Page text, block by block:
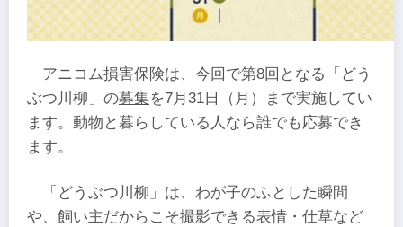
アニコム損害保険は、今回で第8回となる「どう
ぶつ川柳」の募集を7月31日（月）まで実施してい
ます。動物と暮らしている人なら誰でも応募でき
ます。
「どうぶつ川柳」は、わが子のふとした瞬間
や、飼い主だからこそ撮影できる表情・仕草など